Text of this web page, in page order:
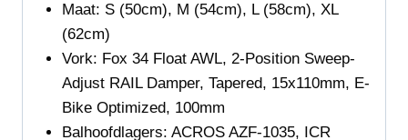
Maat: S (50cm), M (54cm), L (58cm), XL
(62cm)
Vork: Fox 34 Float AWL, 2-Position Sweep-
Adjust RAIL Damper, Tapered, 15x110mm, E-
Bike Optimized, 100mm
Balhoofdlagers: ACROS AZF-1035, ICR